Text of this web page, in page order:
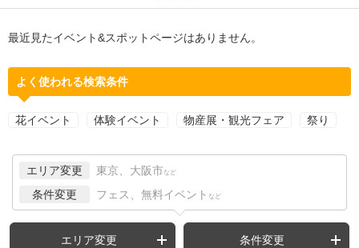
最近見たイベント&スポットページはありません。
よく使われる検索条件
花イベント 体験イベント 物産展・観光フェア 祭り
エリア変更 東京、大阪市 など
条件変更 フェス、無料イベント など
エリア変更 条件変更